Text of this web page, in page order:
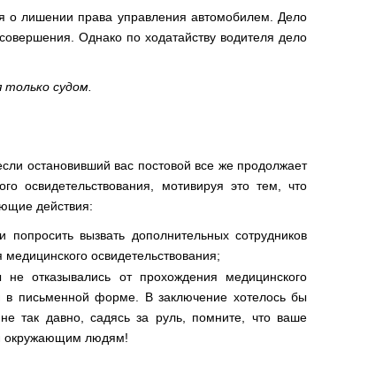
лишении права управления автомобилем. Дело
Однако по ходатайству водителя дело
судом.
остановивший вас постовой все же продолжает
освидетельствования, мотивируя это тем, что
действия:
вызвать дополнительных сотрудников
освидетельствования;
отказывались от прохождения медицинского
в письменной форме. В заключение хотелось бы
так давно, садясь за руль, помните, что ваше
окружающим людям!